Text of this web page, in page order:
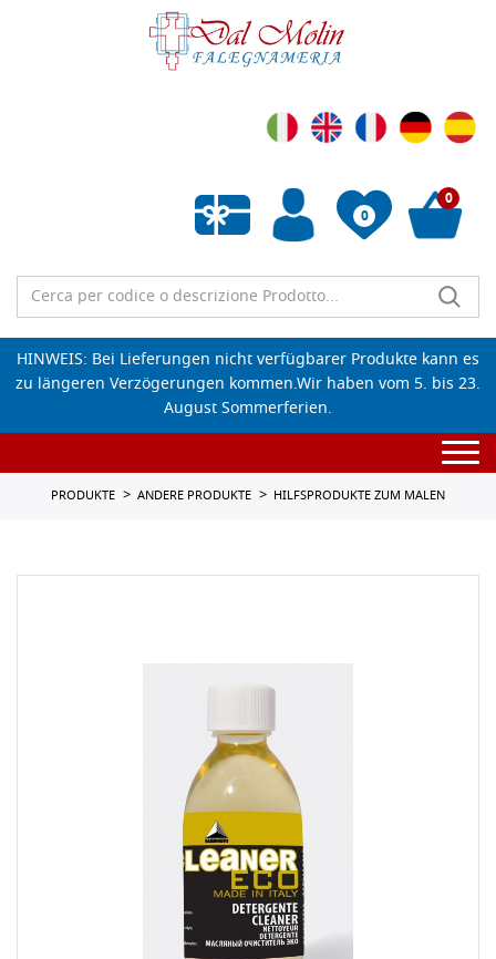
0
Wunschliste leeren
0
HINWEIS: Bei Lieferungen nicht verfügbarer Produkte kann es
zu längeren Verzögerungen kommen.Wir haben vom 5. bis 23.
August Sommerferien.
PRODUKTE ANDERE PRODUKTE HILFSPRODUKTE ZUM MALEN